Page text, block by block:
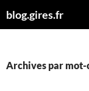
aublog.gires.fr
Archives par